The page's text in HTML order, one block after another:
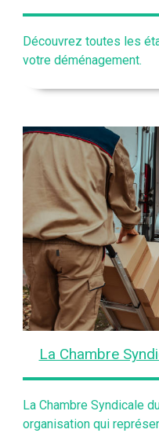
Découvrez toutes les
votre déménagement.
La Chambre
La Chambre Syndicale
organisation qui